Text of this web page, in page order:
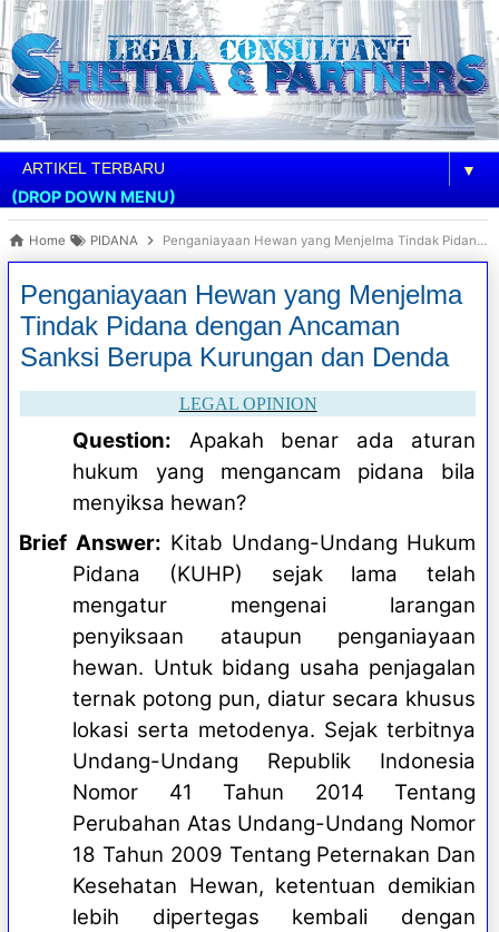
▼
(DROP DOWN MENU)
Home PIDANA Penganiayaan Hewan yang Menjelma Tindak Pidana dengan Ancaman Sanksi Berupa Kurungan dan Denda
Penganiayaan Hewan yang Menjelma
Tindak Pidana dengan Ancaman
Sanksi Berupa Kurungan dan Denda
LEGAL OPINION
Question:
Apakah benar ada aturan
hukum yang mengancam pidana bila
menyiksa hewan?
Brief Answer: Kitab Undang-Undang Hukum
Pidana (KUHP) sejak lama telah
mengatur mengenai larangan
penyiksaan ataupun penganiayaan
hewan. Untuk bidang usaha penjagalan
ternak potong pun, diatur secara khusus
lokasi serta metodenya. Sejak terbitnya
Undang-Undang Republik Indonesia
Nomor 41 Tahun 2014 Tentang
Perubahan Atas Undang-Undang Nomor
18 Tahun 2009 Tentang Peternakan Dan
Kesehatan Hewan, ketentuan demikian
lebih dipertegas kembali dengan